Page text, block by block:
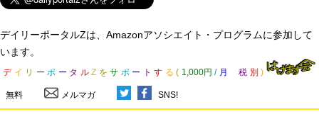
デイリーポータルZは、Amazonアソシエイト・プログラムに参加して
います。
デ イ リ ー ポ ー タ ル Z を サ ポ ー ト す る ( 1,000円 / 月 税 別 )
無料 メルマガ SNS!